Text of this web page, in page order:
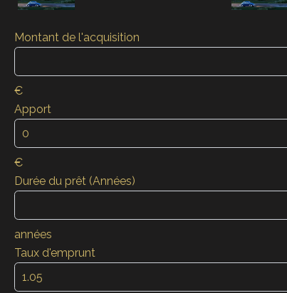
Montant de l'acquisition
€
Apport
€
Durée du prêt (Années)
années
Taux d'emprunt